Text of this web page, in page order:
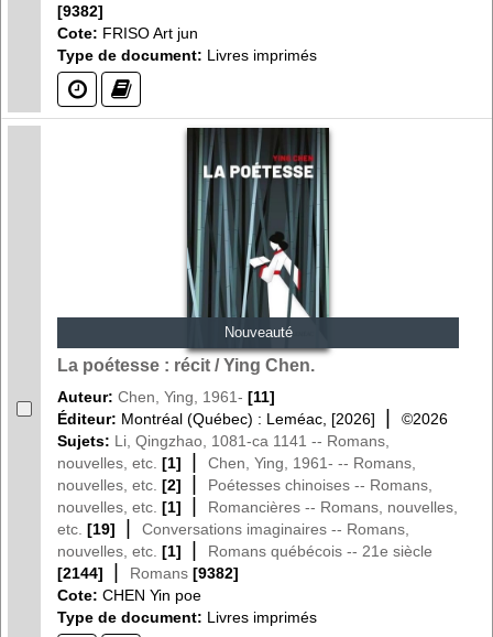
[9382]
Cote: FRISO Art jun
Type de document: Livres imprimés
(?) (?)
Nouveauté
La poétesse : récit / Ying Chen.
Auteur: Chen, Ying, 1961- [11]
Éditeur: Montréal (Québec) : Leméac, [2026] |
©2026
Sujets: Li, Qingzhao, 1081-ca 1141 -- Romans,
nouvelles, etc. [1] |
Chen, Ying, 1961- -- Romans,
nouvelles, etc. [2] |
Poétesses chinoises -- Romans,
nouvelles, etc. [1] |
Romancières -- Romans, nouvelles,
etc. [19] |
Conversations imaginaires -- Romans,
nouvelles, etc. [1] |
Romans québécois -- 21e siècle
[2144]
| Romans [9382]
Cote: CHEN Yin poe
Type de document: Livres imprimés